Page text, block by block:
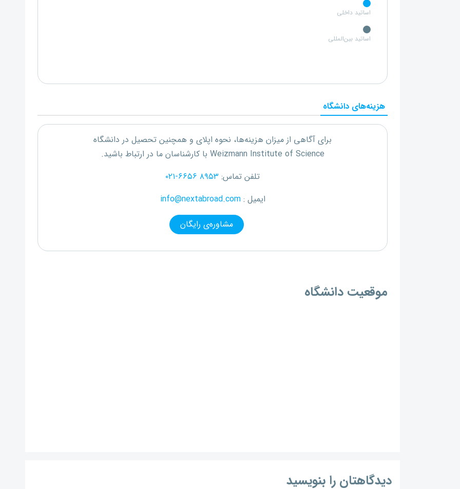
اساتید داخلی
اساتید بین‌المللی
هزینه‌های دانشگاه
برای آگاهی از میزان هزینه‌ها، نحوه اپلای و همچنین تحصیل در دانشگاه
Weizmann Institute of Science با کارشناسان ما در ارتباط باشید.
تلفن تماس: ۰۲۱-۶۶۵۶ ۸۹۵۳
ایمیل :info@nextabroad.com
مشاوره‌ی رایگان
موقعیت دانشگاه
دیدگاهتان را بنویسید